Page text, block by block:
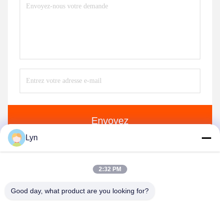
Envoyez
Shenzhen Perfect Precision Product Co., Ltd.
Lyn
2:32 PM
Good day, what product are you looking for?